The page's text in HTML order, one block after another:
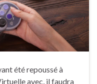
été repoussé à
avec, il faudra